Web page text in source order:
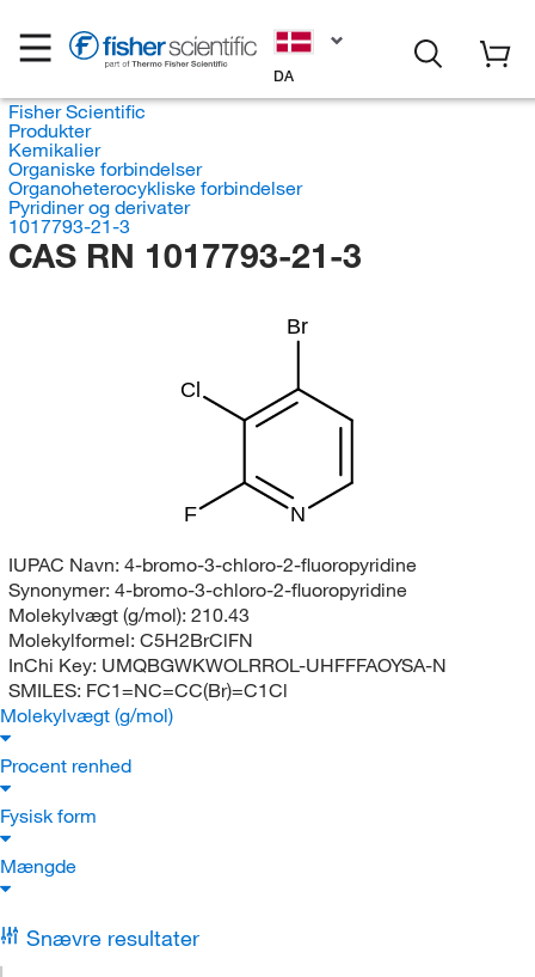
DA
Fisher Scientific
Produkter
Kemikalier
Organiske forbindelser
Organoheterocykliske forbindelser
Pyridiner og derivater
1017793-21-3
CAS RN 1017793-21-3
N
Br
Cl
F
IUPAC Navn: 4-bromo-3-chloro-2-fluoropyridine
Synonymer: 4-bromo-3-chloro-2-fluoropyridine
Molekylvægt (g/mol): 210.43
Molekylformel: C5H2BrClFN
InChi Key: UMQBGWKWOLRROL-UHFFFAOYSA-N
SMILES: FC1=NC=CC(Br)=C1Cl
Molekylvægt (g/mol)
Procent renhed
Fysisk form
Mængde
Snævre resultater